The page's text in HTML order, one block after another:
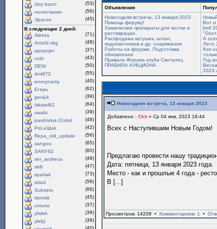
zloy bizon
(53)
ногинчанин
(56)
Эрагон
(45)
В следующие 2 дней:
Aleksa
(71)
AntoN vbg
(48)
apepojet
(37)
cobl
(43)
DENI
(50)
dmi972
(55)
enovycamy
(40)
Егерь
(62)
genij-k
(39)
Iskatel62
(64)
owabi
(39)
parshivluk-31dml
(48)
PoLeШuk
(42)
Repa_old_update
(56)
sangoo
(65)
SANY62
(60)
ser_andreus
(49)
skifi
(47)
spartak
(73)
stas1
(56)
Subzero
(66)
ttermitt
(45)
umune
(37)
yfalek
(39)
ylalyj
(39)
(40)
Объявления
Новогодняя встреча, 13 января 2023
Помощь форуму!
Химические препараты для чистки и
реставрации.
Распродажа катушек, штанг,
подлокотников и др. снаряжения
Работы на форуме. Подготовка
обновления
Правила Форума клуба Скиталец
ПРАВИЛА АУКЦИОНА
Вот и
bmf
А
Лето
Коп
Год
2023
Новогодняя встреча, 13 января 2023
Добавлено :Ckit» Ср 04 янв, 2023 18:44
Всех с Наступившим Новым Годом!
Предлагаю провести нашу
Дата: пятница, 13 января 2023 года.
Место - как и прошлые 4 года -
В [...]
Просмотров: 14208 •Комментариев: 1 •